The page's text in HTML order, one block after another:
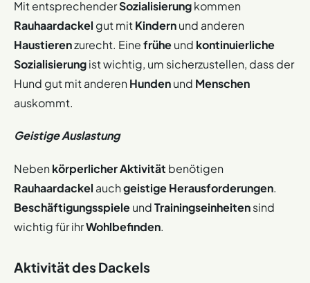
Mit entsprechenderSozialisierungkommen
Rauhaardackel gut mitKindernund anderen
Haustierenzurecht. Einefrüheund kontinuierliche
Sozialisierungist wichtig, um sicherzustellen, dass der
Hund gut mit anderenHundenund Menschen
auskommt.
Geistige Auslastung
Nebenkörperlicher Aktivität benötigen
Rauhaardackel auchgeistige Herausforderungen.
BeschäftigungsspieleundTrainingseinheitensind
wichtig für ihrWohlbefinden.
Aktivität des Dackels